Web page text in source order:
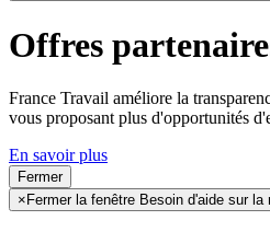
Offres
France Travail améliore la
vous proposant plus d'opportunités
En savoir plus
Fermer
× Fermer la fenêtre Besoin d'aide sur